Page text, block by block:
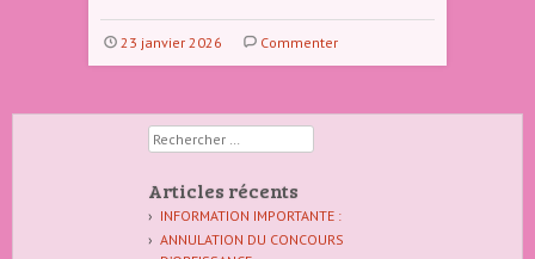
23 janvier 2026 Commenter
Rechercher
Articles récents
INFORMATION IMPORTANTE :
ANNULATION DU CONCOURS